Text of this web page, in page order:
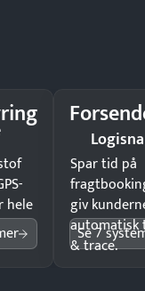
hele
Spar tid på
giv
automatisk
& trace.
Se 7